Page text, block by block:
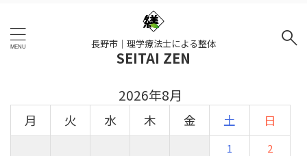
長野市｜理学療法士による整体
SEITAI ZEN
2026年8月
月 火 水 木 金 土 日
1 2